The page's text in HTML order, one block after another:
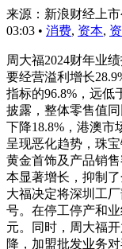
来源：新浪财经上
03:03 • 消费, 资本,
周大福2024财年业
要经营溢利增长
指标的96.8%，远低
披露，整体零售值
下降18.8%，港澳市
呈现恶化趋势，珠
黄金首饰及产品销
本显著增长，抑制
大福决定将深圳工
号。在停工停产和
元。同时，周大福
降，加盟批发业务